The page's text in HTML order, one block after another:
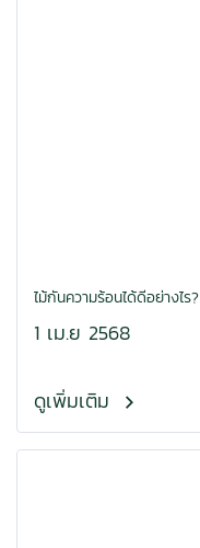
ไม้กันความร้อนได้ดีอย่างไร?
1 เม.ย 2568
ดูเพิ่มเติม